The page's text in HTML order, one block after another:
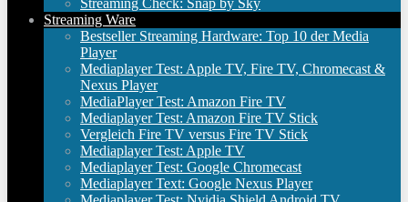
Streaming Check: Snap by Sky
Streaming Ware
Bestseller Streaming Hardware: Top 10 der Media
Player
Mediaplayer Test: Apple TV, Fire TV, Chromecast &
Nexus Player
MediaPlayer Test: Amazon Fire TV
Mediaplayer Test: Amazon Fire TV Stick
Vergleich Fire TV versus Fire TV Stick
Mediaplayer Test: Apple TV
Mediaplayer Test: Google Chromecast
Mediaplayer Text: Google Nexus Player